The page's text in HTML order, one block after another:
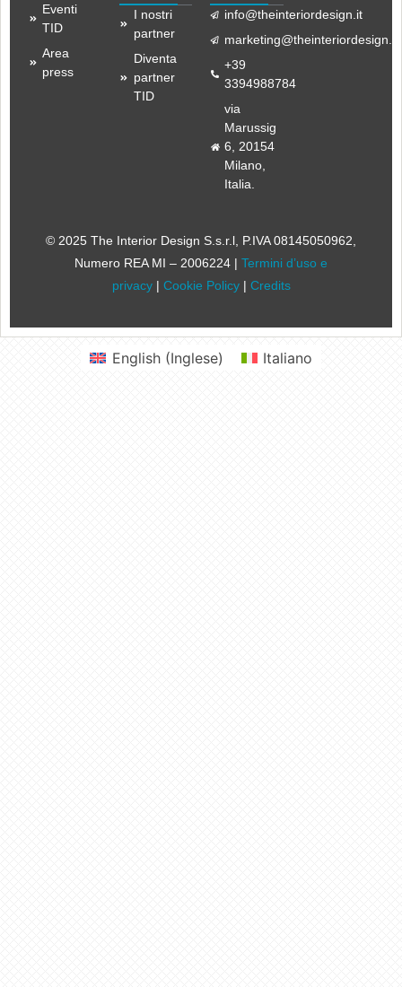
Eventi
TID
Area
press
I nostri
partner
Diventa
partner
TID
info@theinteriordesign.it
marketing@theinteriordesign.it
+39
3394988784
via
Marussig
6, 20154
Milano,
Italia.
© 2025 The Interior Design S.s.r.l , P.IVA 08145050962,
Numero REA MI – 2006224 | Termini d’uso e
privacy| Cookie Policy| Credits
English(Inglese) Italiano